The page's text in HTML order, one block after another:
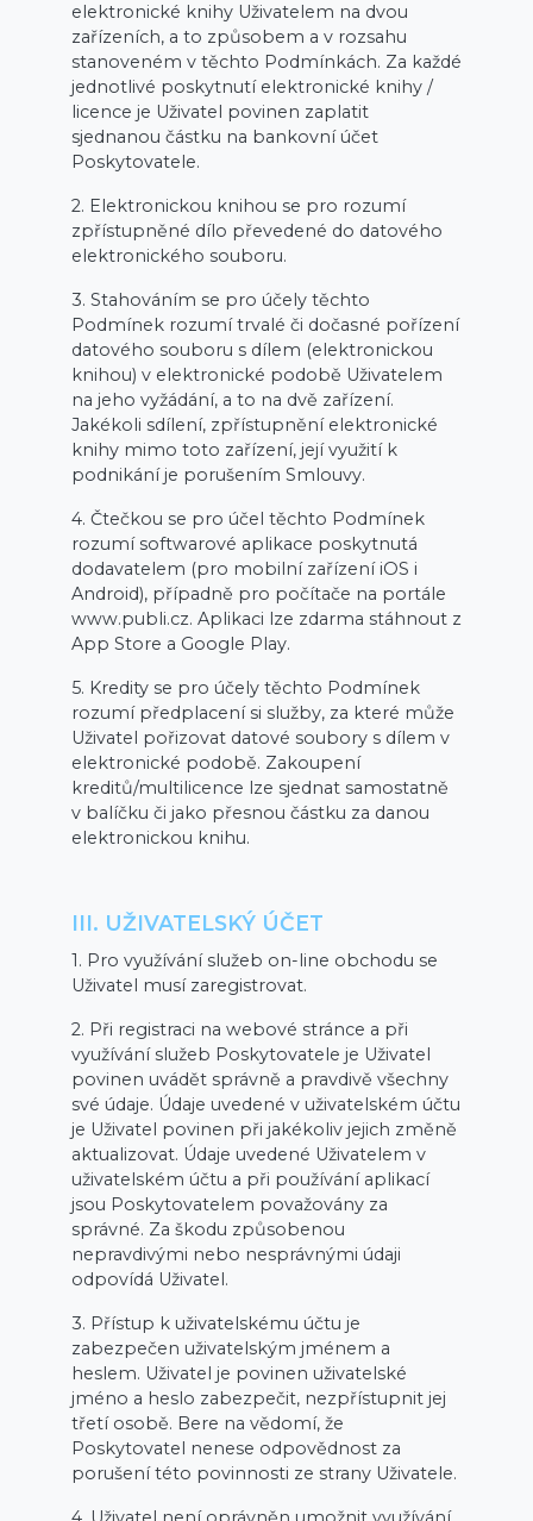
elektronické knihy Uživatelem na dvou
zařízeních, a to způsobem a v rozsahu
stanoveném v těchto Podmínkách. Za každé
jednotlivé poskytnutí elektronické knihy /
licence je Uživatel povinen zaplatit
sjednanou částku na bankovní účet
Poskytovatele.
2. Elektronickou knihou se pro rozumí
zpřístupněné dílo převedené do datového
elektronického souboru.
3. Stahováním se pro účely těchto
Podmínek rozumí trvalé či dočasné pořízení
datového souboru s dílem (elektronickou
knihou) v elektronické podobě Uživatelem
na jeho vyžádání, a to na dvě zařízení.
Jakékoli sdílení, zpřístupnění elektronické
knihy mimo toto zařízení, její využití k
podnikání je porušením Smlouvy.
4. Čtečkou se pro účel těchto Podmínek
rozumí softwarové aplikace poskytnutá
dodavatelem (pro mobilní zařízení iOS i
Android), případně pro počítače na portále
www.publi.cz. Aplikaci lze zdarma stáhnout z
App Store a Google Play.
5. Kredity se pro účely těchto Podmínek
rozumí předplacení si služby, za které může
Uživatel pořizovat datové soubory s dílem v
elektronické podobě. Zakoupení
kreditů/multilicence lze sjednat samostatně
v balíčku či jako přesnou částku za danou
elektronickou knihu.
III. UŽIVATELSKÝ ÚČET
1. Pro využívání služeb on-line obchodu se
Uživatel musí zaregistrovat.
2. Při registraci na webové stránce a při
využívání služeb Poskytovatele je Uživatel
povinen uvádět správně a pravdivě všechny
své údaje. Údaje uvedené v uživatelském účtu
je Uživatel povinen při jakékoliv jejich změně
aktualizovat. Údaje uvedené Uživatelem v
uživatelském účtu a při používání aplikací
jsou Poskytovatelem považovány za
správné. Za škodu způsobenou
nepravdivými nebo nesprávnými údaji
odpovídá Uživatel.
3. Přístup k uživatelskému účtu je
zabezpečen uživatelským jménem a
heslem. Uživatel je povinen uživatelské
jméno a heslo zabezpečit, nezpřístupnit jej
třetí osobě. Bere na vědomí, že
Poskytovatel nenese odpovědnost za
porušení této povinnosti ze strany Uživatele.